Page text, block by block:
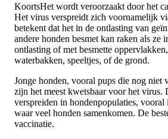
KoortsHet wordt veroorzaakt door het
Het virus verspreidt zich voornamelijk
betekent dat het in de ontlasting van
andere honden besmet kan raken als ze
ontlasting of met besmette
waterbakken, speeltjes, of de grond.
Jonge honden, vooral pups die nog niet
zijn het meest kwetsbaar voor het virus.
verspreiden in hondenpopulaties, vooral
waar veel honden samenkomen. De
vaccinatie.